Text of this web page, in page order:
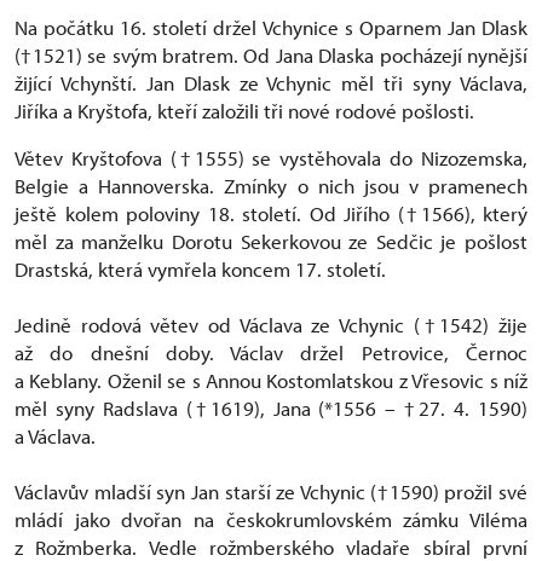
Na počátku 16. století držel Vchynice s Oparnem Jan Dlask
(†1521) se svým bratrem. Od Jana Dlaska pocházejí nynější
žijící Vchynští. Jan Dlask ze Vchynic měl tři syny Václava,
Jiříka a Kryštofa, kteří založili tři nové rodové pošlosti.
Větev Kryštofova (†1555) se vystěhovala do Nizozemska,
Belgie a Hannoverska. Zmínky o nich jsou v pramenech
ještě kolem poloviny 18. století. Od Jiřího (†1566), který
měl za manželku Dorotu Sekerkovou ze Sedčic je pošlost
Drastská, která vymřela koncem 17. století.
Jedině rodová větev od Václava ze Vchynic (†1542) žije
až do dnešní doby. Václav držel Petrovice, Černoc
a Keblany. Oženil se s Annou Kostomlatskou z Vřesovic s níž
měl syny Radslava (†1619), Jana (*1556 – †27. 4. 1590)
a Václava.
Václavův mladší syn Jan starší ze Vchynic (†1590) prožil své
mládí jako dvořan na českokrumlovském zámku Viléma
z Rožmberka. Vedle rožmberského vladaře sbíral první